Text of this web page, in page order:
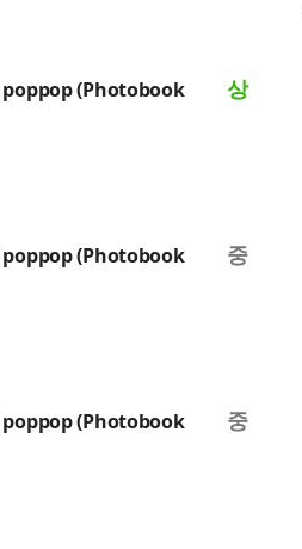
poppop (Photobook 상
poppop (Photobook 중
poppop (Photobook 중